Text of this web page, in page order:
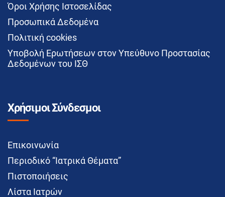
Όροι Χρήσης Ιστοσελίδας
Προσωπικά Δεδομένα
Πολιτική cookies
Υποβολή Ερωτήσεων στον Υπεύθυνο Προστασίας
Δεδομένων του ΙΣΘ
Χρήσιμοι Σύνδεσμοι
Επικοινωνία
Περιοδικό “Ιατρικά Θέματα”
Πιστοποιήσεις
Λίστα Ιατρών